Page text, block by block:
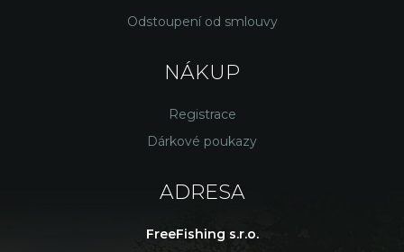
Odstoupení od smlouvy
NÁKUP
Registrace
Dárkové poukazy
ADRESA
FreeFishing s.r.o.